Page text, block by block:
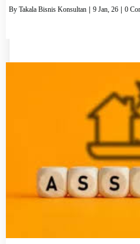
By Takala Bisnis Konsultan | 9 Jan, 26 | 0